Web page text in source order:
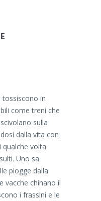
tossiscono in
come treni che
sulla
dalla vita con
qualche volta
Uno sa
piogge dalla
vacche chinano il
i frassini e le